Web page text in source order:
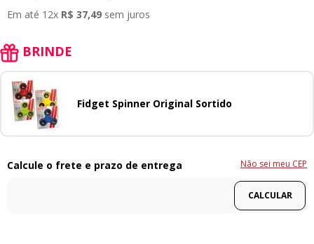
Em até 12x R$ 37,49 sem juros
BRINDE
Fidget Spinner Original Sortido
Não sei meu CEP